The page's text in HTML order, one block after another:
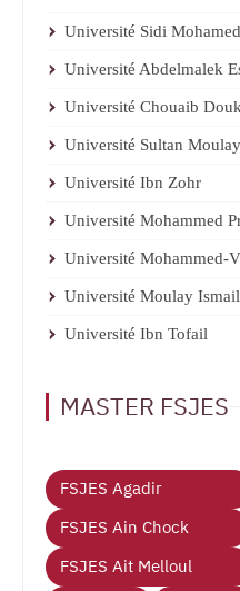
Université Sidi
Université Abdelmalek
Université Chouaib
Université Sultan
Université Ibn Zohr
Université Mohammed
Université Mohammed-V
Université Moulay Ismail
Université Ibn Tofail
MASTER FSJES
FSJES Agadir
FSJES Ain Chock
FSJES Ait Melloul